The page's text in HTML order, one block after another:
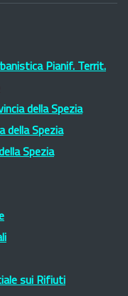
Pianif. Territ.
della Spezia
della Spezia
Spezia
sui Rifiuti